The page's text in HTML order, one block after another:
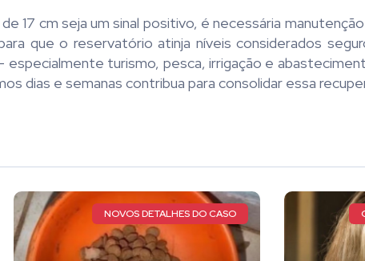
17 cm seja um sinal positivo, é necessária
que o reservatório atinja níveis considerados
especialmente turismo, pesca, irrigação e
dias e semanas contribua para consolidar essa
DO CASO QUERIDA MARIA LUIZA DE FARIA